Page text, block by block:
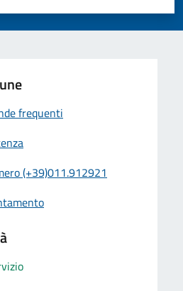
su 5
su 5
5
frequenti
(+39)011.912921